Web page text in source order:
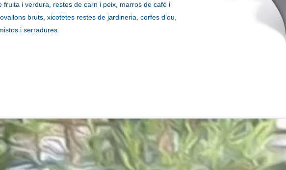
fruita i verdura, restes de carn i peix, marros de café i
bruts, xicotetes restes de jardineria, corfes d’ou,
i serradures.